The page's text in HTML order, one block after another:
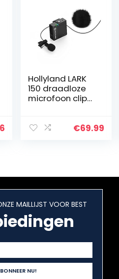
Hollyland LARK
150 draadloze
microfoon clip
em met 2,4 GHz
€69.99
MAILLIJST VOOR BEST